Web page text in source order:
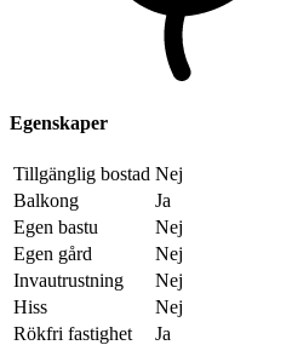
Egenskaper
Tillgänglig bostad Nej
Balkong
Ja
Egen bastu
Nej
Egen gård
Nej
Invautrustning
Nej
Hiss
Nej
Rökfri fastighet
Ja